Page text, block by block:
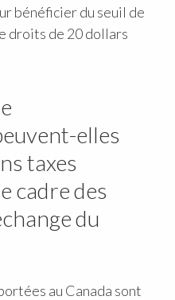
bénéficier du seuil de
droits de 20 dollars
elles
taxes
cadre des
du
au Canada sont